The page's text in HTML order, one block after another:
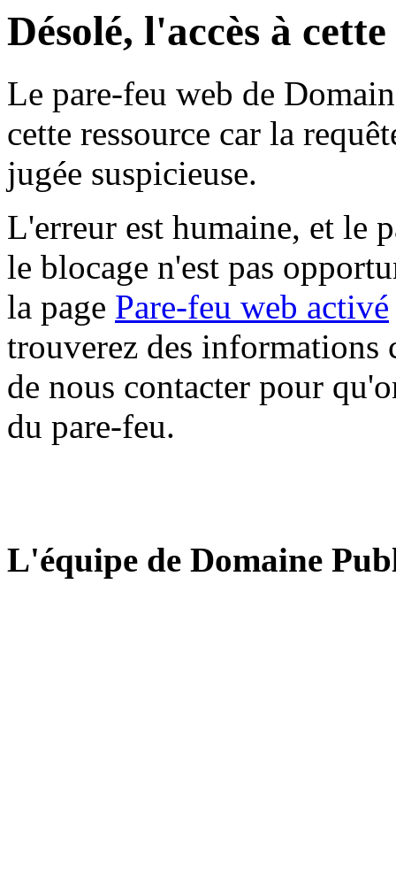
Désolé, l'accès à
Le pare-feu web de
cette ressource car la
jugée suspicieuse.
L'erreur est humaine, et le
le blocage n'est pas
la page Pare-feu web activé
trouverez des informations
de nous contacter pour
du pare-feu.
L'équipe de Domaine